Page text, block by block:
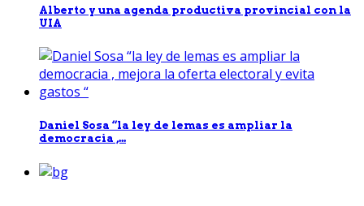
Alberto y una agenda productiva provincial con la
UIA
Daniel Sosa “la ley de lemas es ampliar la
democracia ,...